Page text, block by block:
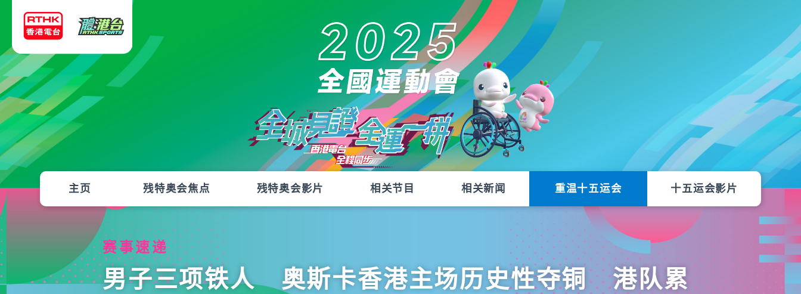
主页 残特奥会焦点 残特奥会影片 相关节目 相关新闻 重温十五运会 十五运会影片
赛事速递
男子三项铁人 奥斯卡香港主场历史性夺铜 港队累